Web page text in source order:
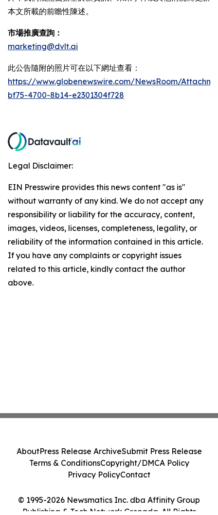
本文所載的前瞻性陳述。
市場推廣查詢：
marketing@dvlt.ai
此公告隨附的照片可在以下網址查看：
https://www.globenewswire.com/NewsRoom/
bf75-4700-8b14-e2301304f728
Legal Disclaimer:
EIN Presswire provides this news content "as is"
without warranty of any kind. We do not accept any
responsibility or liability for the accuracy, content,
images, videos, licenses, completeness, legality, or
reliability of the information contained in this article.
If you have any complaints or copyright issues
related to this article, kindly contact the author
above.
© 1995-2026 Newsmatics Inc. dba Affinity Group
Publishing & Tech Network Grenada. All Rights
AboutPress Release ArchiveSubmit Press Release
Terms & ConditionsCopyright/DMCA Policy
Privacy PolicyContact